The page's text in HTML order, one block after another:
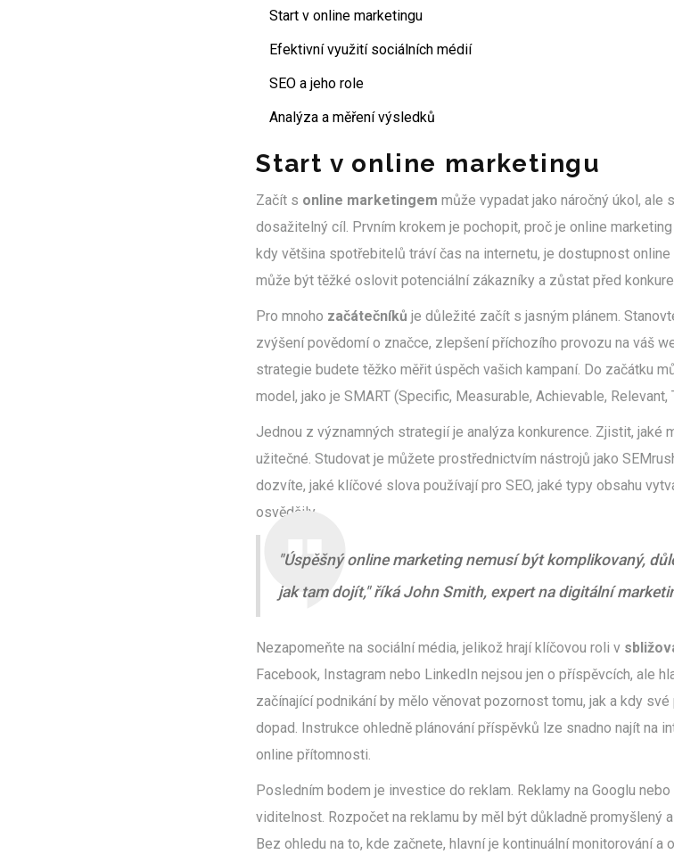
Start v online marketingu
Efektivní využití sociálních médií
SEO a jeho role
Analýza a měření výsledků
Start v online marketingu
Začít s online marketingem může vypadat jako náročný úkol, ale
dosažitelný cíl. Prvním krokem je pochopit, proč je online
kdy většina spotřebitelů tráví čas na internetu, je dostupnost
může být těžké oslovit potenciální zákazníky a zůstat před
Pro mnoho začátečníků je důležité začít s jasným plánem.
zvýšení povědomí o značce, zlepšení příchozího provozu na váš
strategie budete těžko měřit úspěch vašich kampaní. Do začátku
model, jako je SMART (Specific, Measurable, Achievable, Relevant,
Jednou z významných strategií je analýza konkurence. Zjistit, jaké
užitečné. Studovat je můžete prostřednictvím nástrojů jako
dozvíte, jaké klíčové slova používají pro SEO, jaké typy obsahu
osvědčily.
"Úspěšný online marketing nemusí být komplikovaný,
jak tam dojít," říká John Smith, expert na digitální
Nezapomeňte na sociální média, jelikož hrají klíčovou roli v
Facebook, Instagram nebo LinkedIn nejsou jen o příspěvcích, ale
začínající podnikání by mělo věnovat pozornost tomu, jak a kdy
dopad. Instrukce ohledně plánování příspěvků lze snadno najít na
online přítomnosti.
Posledním bodem je investice do reklam. Reklamy na Googlu
viditelnost. Rozpočet na reklamu by měl být důkladně promyšlený
Bez ohledu na to, kde začnete, hlavní je kontinuální monitorování